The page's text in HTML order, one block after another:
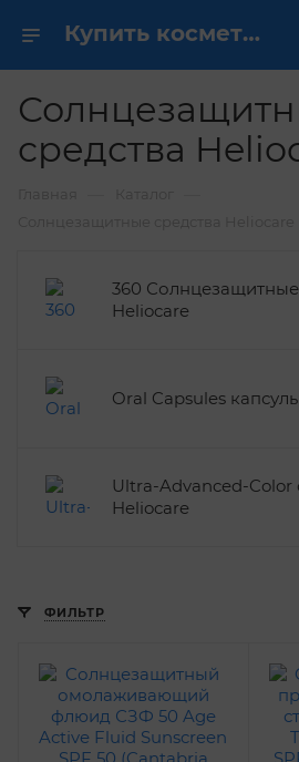
Купить косметику Heliocare в Моcкве по выгодной цене
средства
360 Солнцезащитные
Heliocare
Oral Capsules
Ultra-Advanced-Color
Heliocare
ФИЛЬТР